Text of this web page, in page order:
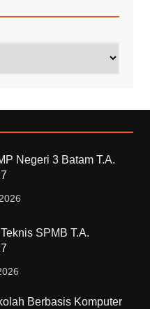
Negeri 3 Batam T.A.
SPMB T.A.
Berbasis Komputer